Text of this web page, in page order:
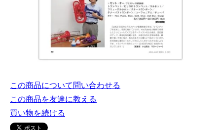
この商品について問い合わせる
この商品を友達に教える
買い物を続ける